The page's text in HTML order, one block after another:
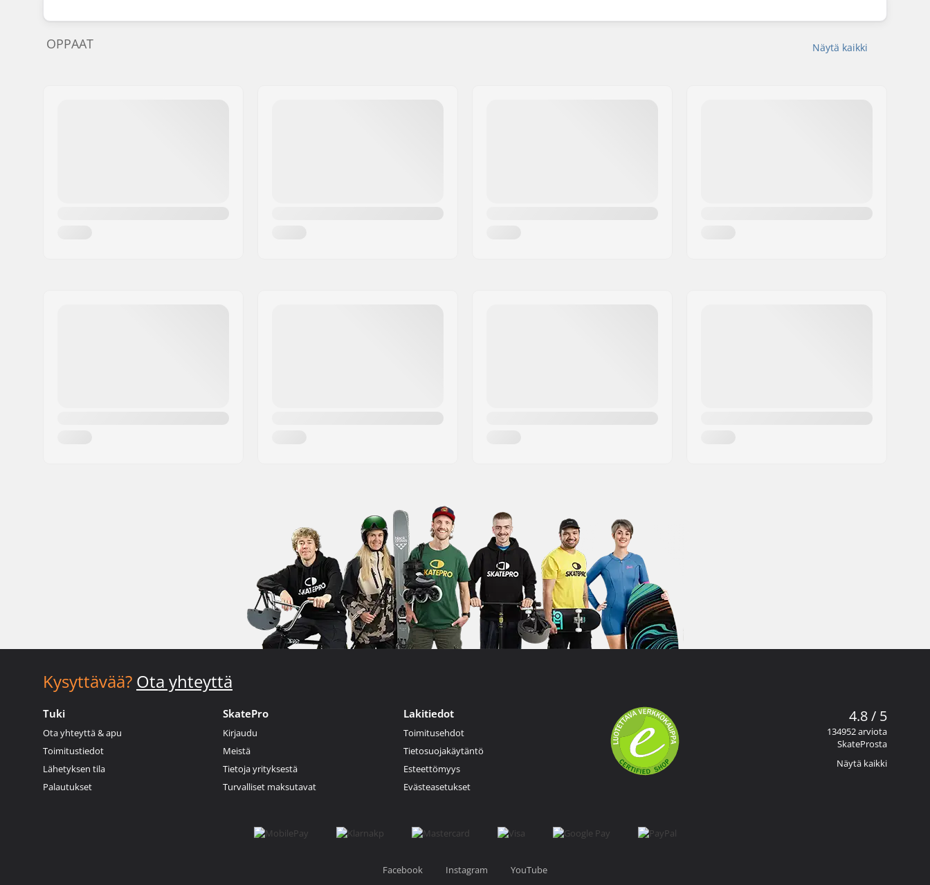
Näytä kaikki
OPPAAT
Kysyttävää? Ota yhteyttä
Tuki
Ota yhteyttä & apu
Toimitustiedot
Lähetyksen tila
Palautukset
SkatePro
Kirjaudu
Meistä
Tietoja yrityksestä
Turvalliset maksutavat
Lakitiedot
Toimitusehdot
Tietosuojakäytäntö
Esteettömyys
Evästeasetukset
4.8 / 5
134952 arviota
SkateProsta
Näytä kaikki
Facebook Instagram YouTube